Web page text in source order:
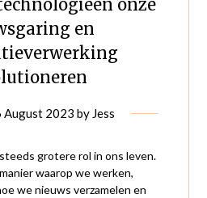
onze
en
August 2023 by Jess
grotere rol in ons leven.
waarop we werken,
we nieuws verzamelen en